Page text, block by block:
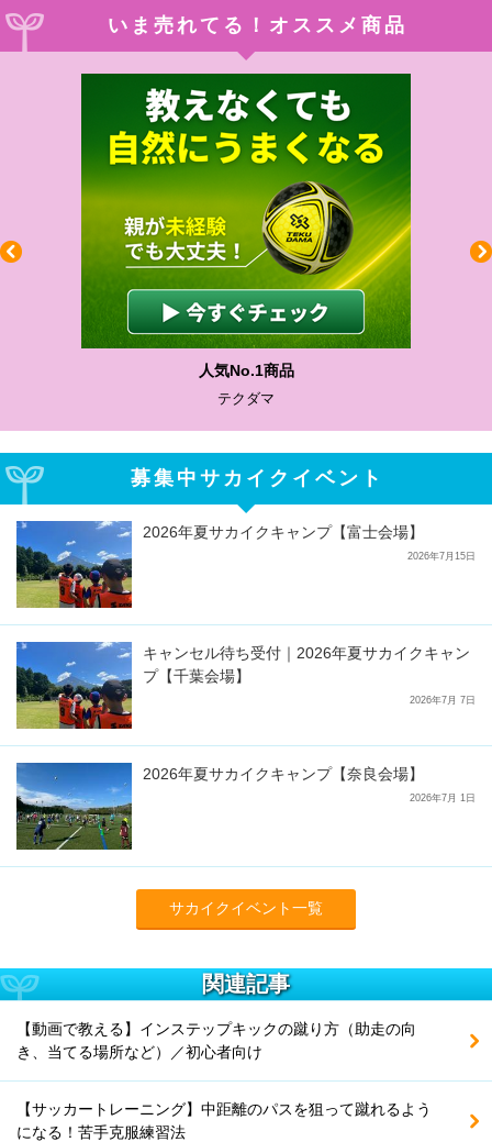
いま売れてる！オススメ商品
人気No.1商品
テクダマ
募集中サカイクイベント
2026年夏サカイクキャンプ【富士会場】
2026年7月15日
キャンセル待ち受付｜2026年夏サカイクキャン
プ【千葉会場】
2026年7月 7日
2026年夏サカイクキャンプ【奈良会場】
2026年7月 1日
サカイクイベント一覧
関連記事
【動画で教える】インステップキックの蹴り方（助走の向
き、当てる場所など）／初心者向け
【サッカートレーニング】中距離のパスを狙って蹴れるよう
になる！苦手克服練習法